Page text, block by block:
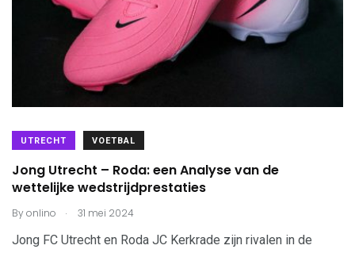
UTRECHT VOETBAL
Jong Utrecht – Roda: een Analyse van de
wettelijke wedstrijdprestaties
Byonlino . 31 mei 2024
Jong FC Utrecht en Roda JC Kerkrade zijn rivalen in de